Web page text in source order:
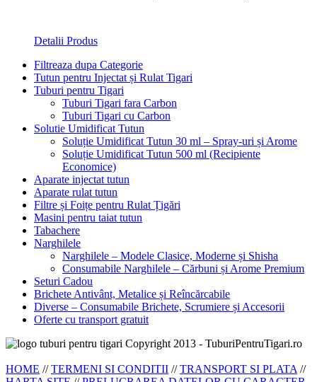
Detalii Produs
Filtreaza dupa Categorie
Tutun pentru Injectat și Rulat Tigari
Tuburi pentru Tigari
Tuburi Tigari fara Carbon
Tuburi Tigari cu Carbon
Solutie Umidificat Tutun
Soluție Umidificat Tutun 30 ml – Spray-uri și Arome
Soluție Umidificat Tutun 500 ml (Recipiente
Economice)
Aparate injectat tutun
Aparate rulat tutun
Filtre și Foițe pentru Rulat Țigări
Masini pentru taiat tutun
Tabachere
Narghilele
Narghilele – Modele Clasice, Moderne și Shisha
Consumabile Narghilele – Cărbuni și Arome Premium
Seturi Cadou
Brichete Antivânt, Metalice și Reîncărcabile
Diverse – Consumabile Brichete, Scrumiere și Accesorii
Oferte cu transport gratuit
Copyright 2013 - TuburiPentruTigari.ro
HOME //TERMENI SI CONDITII //TRANSPORT SI PLATA //